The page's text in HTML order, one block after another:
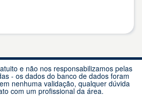
e não nos responsabilizamos pelas
- os dados do banco de dados foram
nenhuma validação, qualquer dúvida
com um profissional da área.